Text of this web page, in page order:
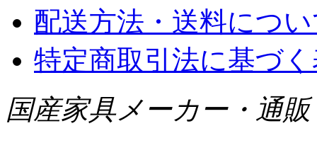
配送方法・送料につ
特定商取引法に基づ
国産家具メーカー・通販